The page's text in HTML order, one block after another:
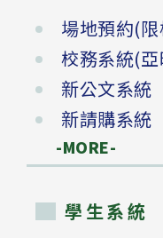
場地預約(
校務系統(亞
新公文系統
新請購系統
-MORE-
學生系統